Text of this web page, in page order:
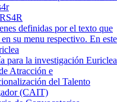
para la investigación Euriclea
Atracción e
del Talento
(CAIT)